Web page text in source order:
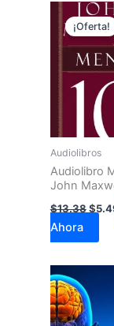
¡Oferta!
Audiolibros
Audiolibro
John
$13.38
El
era:
$
Ahora